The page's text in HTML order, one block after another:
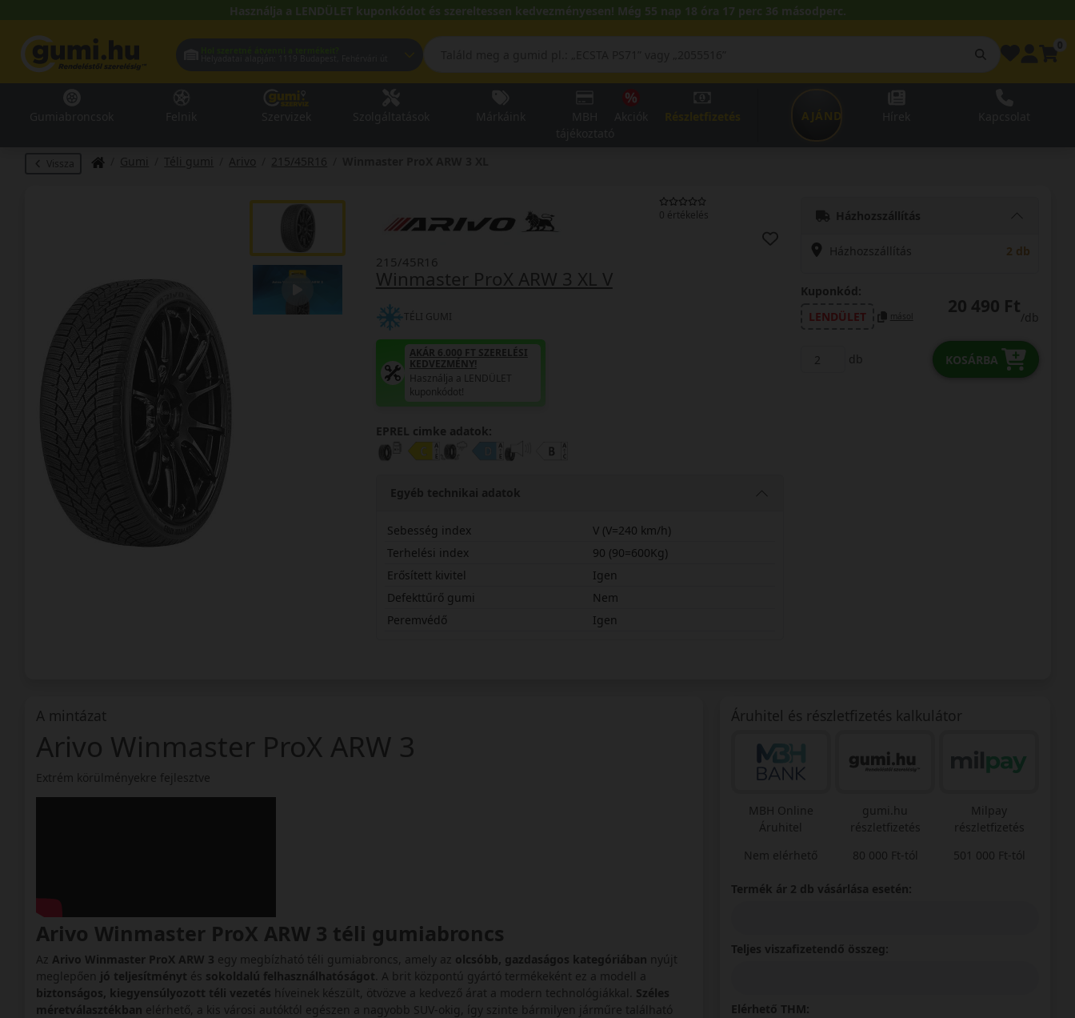
Használja a LENDÜLET kuponkódot és szereltessen kedvezményesen! Még 55 nap 18 óra 17 perc 35 másodperc.
AJÁNDÉKUTALVÁNY
Vissza Gumi Téli gumi Arivo 215/45R16
0 értékelés
Winmaster ProX ARW 3 XL V
215/45R16
TÉLI GUMI
AKÁR 6.000 FT SZERELÉSI
KEDVEZMÉNY!
Használja a LENDÜLET
kuponkódot!
EPREL cimke adatok:
Egyéb technikai adatok
Sebesség index
V (V=240 km/h)
Terhelési index
90 (90=600Kg)
Erősített kivitel
Igen
Defekttűrő gumi
Nem
Peremvédő
Igen
Házhozszállítás
Házhozszállítás 2 db
Kuponkód:
LENDÜLET
másol 20 490 Ft
/db
db KOSÁRBA
A mintázat
Arivo Winmaster ProX ARW 3
Extrém körülményekre fejlesztve
Arivo Winmaster ProX ARW 3 téli gumiabroncs
Az Arivo Winmaster ProX ARW 3 egy megbízható téli gumiabroncs, amely az olcsóbb, gazdaságos kategóriában nyújt
meglepően jó teljesítményt és sokoldalú felhasználhatóságot . A brit központú gyártó termékeként ez a modell a
biztonságos, kiegyensúlyozott téli vezetés híveinek készült, ötvözve a kedvező árat a modern technológiákkal. Széles
méretválasztékban elérhető, a kis városi autóktól egészen a nagyobb SUV-okig, így szinte bármilyen járműre található
Áruhitel és részletfizetés kalkulátor
MBH Online
Áruhitel
Nem elérhető
gumi.hu
részletfizetés
80 000 Ft-tól
Milpay
részletfizetés
501 000 Ft-tól
Termék ár 2 db vásárlása esetén:
Teljes viszafizetendő összeg:
Elérhető THM: